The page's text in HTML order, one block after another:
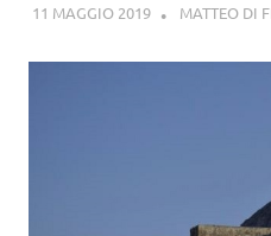
11 MAGGIO 2019 MATTEO DI